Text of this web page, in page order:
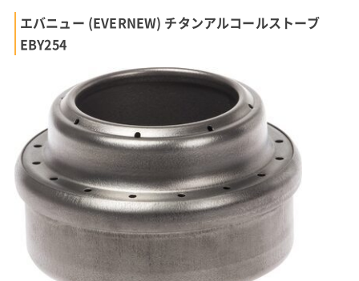
エバニュー (EVERNEW) チタンアルコールストーブ
EBY254